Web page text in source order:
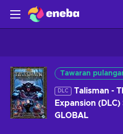
Tawaran
DLC
Talisman -
Expansion
GLOBAL